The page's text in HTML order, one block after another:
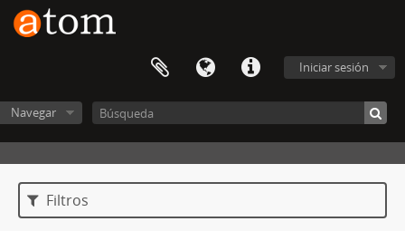
Iniciar sesión
Navegar
Filtros